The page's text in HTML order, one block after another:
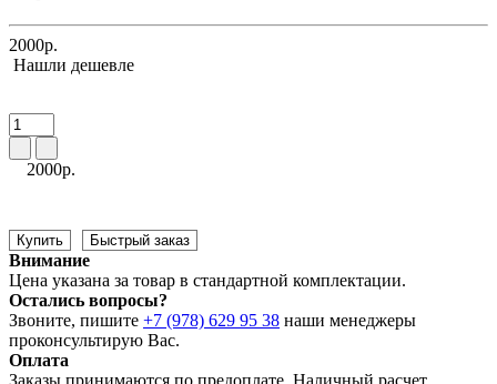
2000р.
Нашли дешевле
2000р.
Купить Быстрый заказ
Внимание
Цена указана за товар в стандартной комплектации.
Остались вопросы?
Звоните, пишите +7 (978) 629 95 38 наши менеджеры
проконсультирую Вас.
Оплата
Заказы принимаются по предоплате. Наличный расчет,